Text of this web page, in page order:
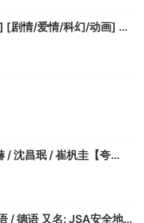
剧情/爱情/科幻/动画] 日
/ 沈昌珉 / 崔杋圭【夸